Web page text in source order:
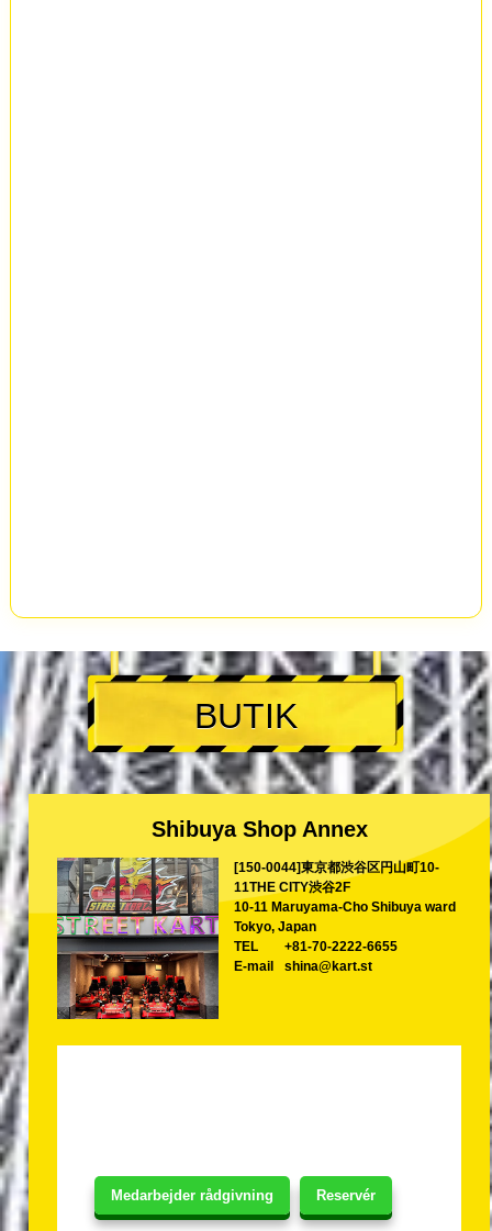
Medarbejder rådgivning Reservér
BUTIK
Shibuya Shop Annex
[150-0044]東京都渋谷区円山町10-
11THE CITY渋谷2F
10-11 Maruyama-Cho Shibuya ward
Tokyo, Japan
TEL
+81-70-2222-6655
E-mail
shina@kart.st